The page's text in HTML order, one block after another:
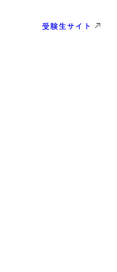
受験生サイト